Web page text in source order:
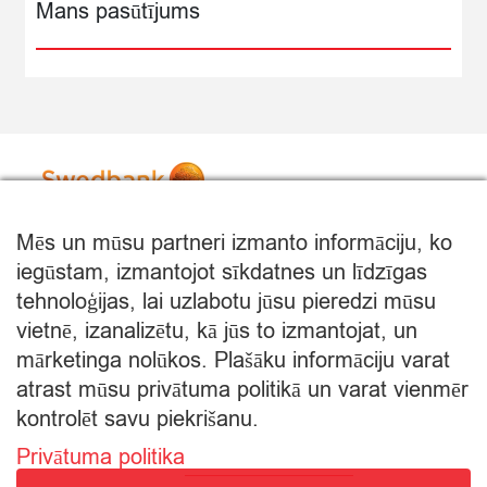
Mans pasūtījums
Mēs un mūsu partneri izmanto informāciju, ko
iegūstam, izmantojot sīkdatnes un līdzīgas
tehnoloģijas, lai uzlabotu jūsu pieredzi mūsu
vietnē, izanalizētu, kā jūs to izmantojat, un
mārketinga nolūkos. Plašāku informāciju varat
atrast mūsu privātuma politikā un varat vienmēr
kontrolēt savu piekrišanu.
Privātuma politika